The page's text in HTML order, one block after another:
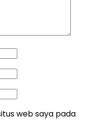
web saya pada